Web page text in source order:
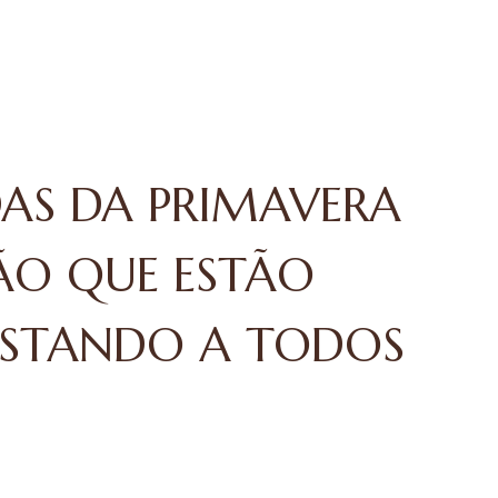
DA PRIMAVERA
QUE ESTÃO
A TODOS